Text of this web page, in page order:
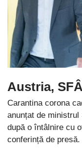
Austria,
Carantina corona
anunțat de
după o întâlnire cu
conferință de presă.